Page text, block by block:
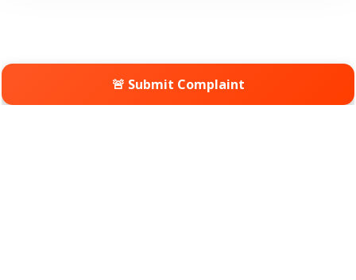
🚨 Submit Complaint